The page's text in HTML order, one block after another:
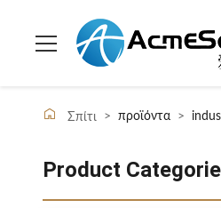
Σπίτι > προϊόντα >
Product